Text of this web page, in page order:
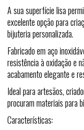
A sua superfície lisa
excelente opção para
bijuteria personalizada.
Fabricado em aço
resistência à oxidação e
acabamento elegante e
Ideal para artesãos,
procuram materiais para
Características: